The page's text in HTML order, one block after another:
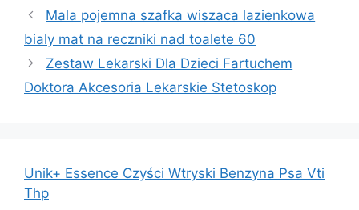
Mala pojemna szafka wiszaca lazienkowa
bialy mat na reczniki nad toalete 60
Zestaw Lekarski Dla Dzieci Fartuchem
Doktora Akcesoria Lekarskie Stetoskop
Unik+ Essence Czyści Wtryski Benzyna Psa Vti
Thp